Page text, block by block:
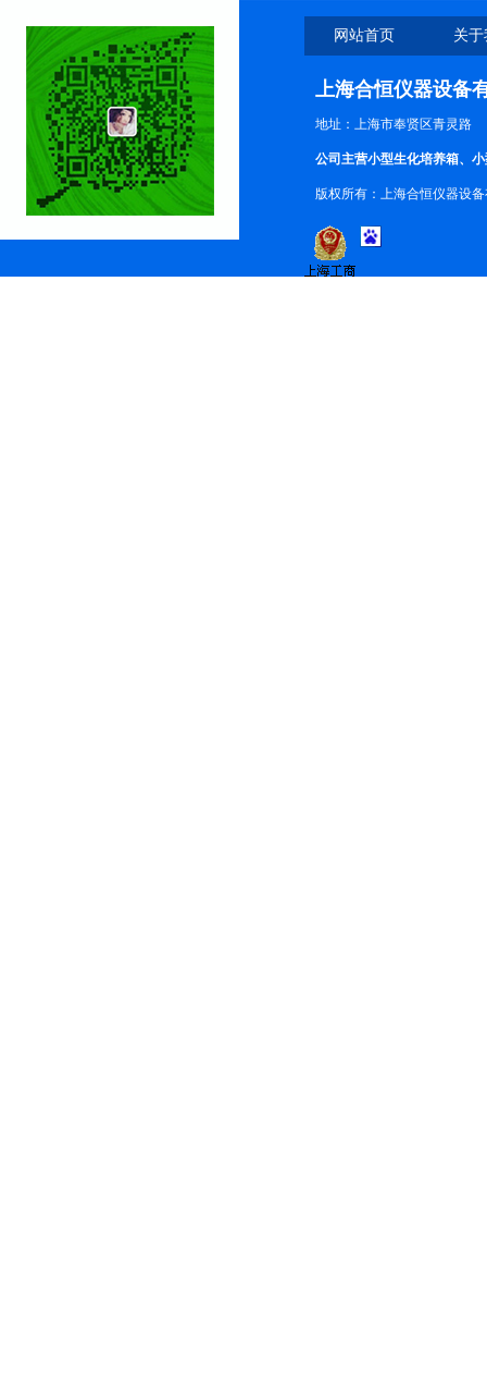
网站首页 关
上海合恒仪器设备
地址：上海市奉贤区青灵路
公司主营小型生化培养箱、
版权所有：上海合恒仪器设